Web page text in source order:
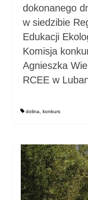
dokonanego
w siedzibie
Edukacji
Komisja
Agnieszka
RCEE w
dolina konkurs